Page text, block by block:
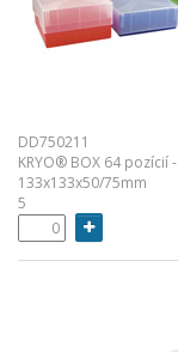
DD750211
KRYO® BOX 64
133x133x50/75mm
5